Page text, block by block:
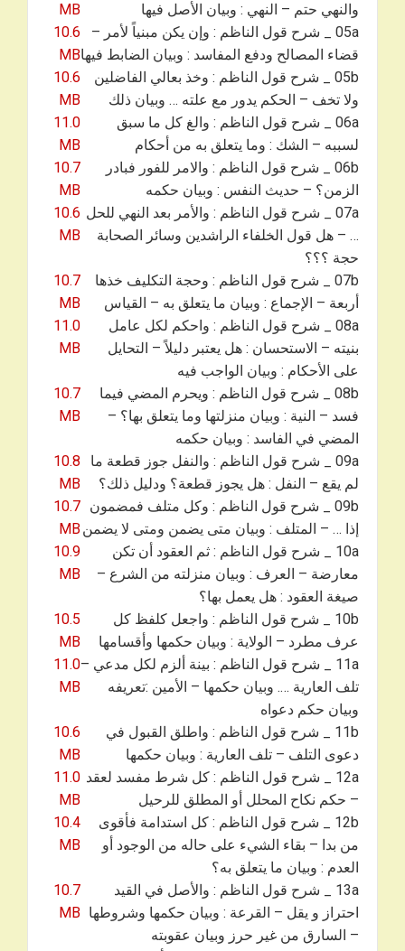
والنهي حتم – النهي : وبيان الأصل فيها
MB
05a _ شرح قول الناظم : وإن يكن مبنياً لأمر –
قضاء المصالح ودفع المفاسد : وبيان الضابط فيها
10.6
MB
05b _ شرح قول الناظم : وخذ بعالي الفاضلين
ولا تخف – الحكم يدور مع علته … وبيان ذلك
10.6
MB
06a _ شرح قول الناظم : والغ كل ما سبق
لسببه – الشك : وما يتعلق به من أحكام
11.0
MB
06b _ شرح قول الناظم : والامر للفور فبادر
الزمن؟ – حديث النفس : وبيان حكمه
10.7
MB
07a _ شرح قول الناظم : والأمر بعد النهي للحل
… – هل قول الخلفاء الراشدين وسائر الصحابة
حجة ؟؟؟
10.6
MB
07b _ شرح قول الناظم : وحجة التكليف خذها
أربعة – الإجماع : وبيان ما يتعلق به – القياس
10.7
MB
08a _ شرح قول الناظم : واحكم لكل عامل
بنيته – الاستحسان : هل يعتبر دليلاً – التحايل
على الأحكام : وبيان الواجب فيه
11.0
MB
08b _ شرح قول الناظم : ويحرم المضي فيما
فسد – النية : وبيان منزلتها وما يتعلق بها؟ –
المضي في الفاسد : وبيان حكمه
10.7
MB
09a _ شرح قول الناظم : والنفل جوز قطعة ما
لم يقع – النفل : هل يجوز قطعة؟ ودليل ذلك؟
10.8
MB
09b _ شرح قول الناظم : وكل متلف فمضمون
إذا … – المتلف : وبيان متى يضمن ومتى لا يضمن
10.7
MB
10a _ شرح قول الناظم : ثم العقود أن تكن
معارضة – العرف : وبيان منزلته من الشرع –
صيغة العقود : هل يعمل بها؟
10.9
MB
10b _ شرح قول الناظم : واجعل كلفظ كل
عرف مطرد – الولاية : وبيان حكمها وأقسامها
10.5
MB
11a _ شرح قول الناظم : بينة ألزم لكل مدعي –
تلف العارية …. وبيان حكمها – الأمين :تعريفه
وبيان حكم دعواه
11.0
MB
11b _ شرح قول الناظم : واطلق القبول في
دعوى التلف – تلف العارية : وبيان حكمها
10.6
MB
12a _ شرح قول الناظم : كل شرط مفسد لعقد
– حكم نكاح المحلل أو المطلق للرحيل
11.0
MB
12b _ شرح قول الناظم : كل استدامة فأقوى
من بدا – بقاء الشيء على حاله من الوجود أو
العدم : وبيان ما يتعلق به؟
10.4
MB
13a _ شرح قول الناظم : والأصل في القيد
احتراز و يقل – القرعة : وبيان حكمها وشروطها
– السارق من غير حرز وبيان عقوبته
10.7
MB